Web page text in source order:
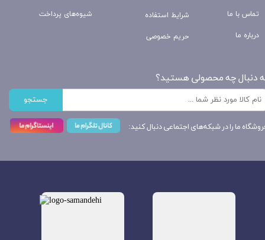
شیوه‌های پرداخت شرایط استفاده
حریم خصوصی
تماس با ما
درباره ما
دنبال چه محصولی هستید؟
جستجو
ما را در شبکه‌های اجتماعی دنبال کنید: